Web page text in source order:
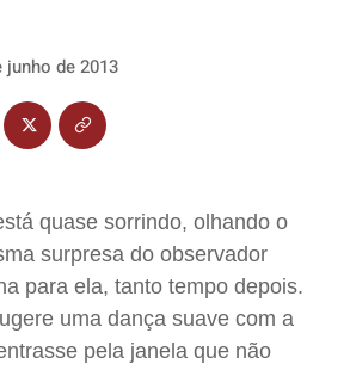
junho de 2013
quase sorrindo, olhando o
surpresa do observador
para ela, tanto tempo depois.
uma dança suave com a
pela janela que não